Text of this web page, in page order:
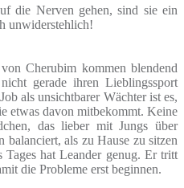
die Nerven gehen, sind sie ein
unwiderstehlich!
Cherubim kommen blendend
gerade ihren Lieblingssport
als unsichtbarer Wächter ist es,
etwas davon mitbekommt. Keine
das lieber mit Jungs über
als zu Hause zu sitzen
hat Leander genug. Er tritt
die Probleme erst beginnen.